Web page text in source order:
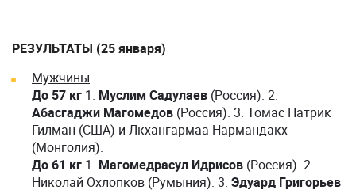
РЕЗУЛЬТАТЫ (25 января)
Мужчины
До 57 кг 1. Муслим Садулаев (Россия). 2.
Абасгаджи Магомедов (Россия). 3. Томас Патрик
Гилман (США) и Лкхангармаа Нармандакх
(Монголия).
До 61 кг 1. Магомедрасул Идрисов (Россия). 2.
Николай Охлопков (Румыния). 3. Эдуард Григорьев